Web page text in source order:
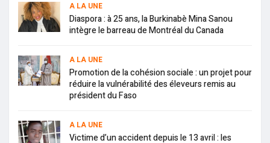
A LA UNE
Diaspora : à 25 ans, la Burkinabè Mina Sanou
intègre le barreau de Montréal du Canada
A LA UNE
Promotion de la cohésion sociale : un projet pour
réduire la vulnérabilité des éleveurs remis au
président du Faso
A LA UNE
Victime d’un accident depuis le 13 avril : les